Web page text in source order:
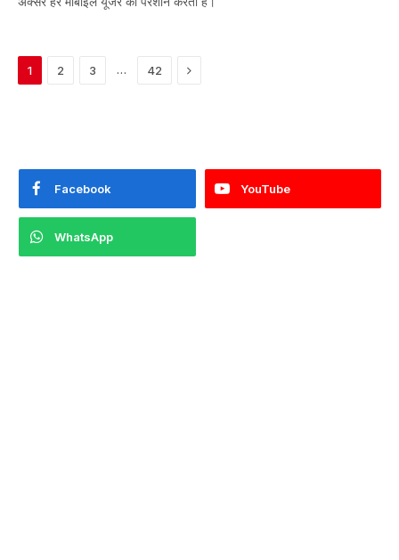
1 2 3 … 42 Next
Facebook YouTube
WhatsApp